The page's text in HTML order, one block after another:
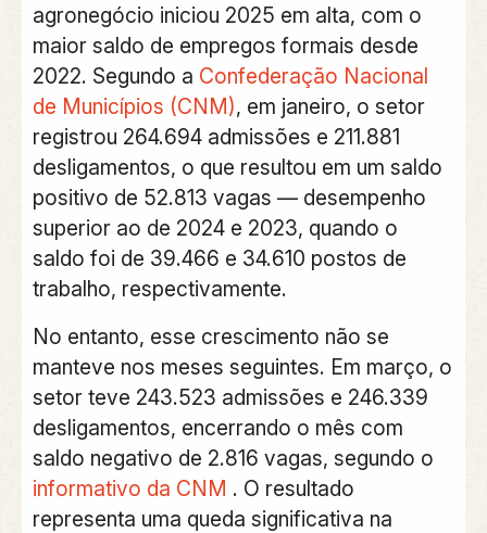
agronegócio iniciou 2025 em alta, com o
maior saldo de empregos formais desde
2022. Segundo a Confederação Nacional
de Municípios (CNM), em janeiro, o setor
registrou 264.694 admissões e 211.881
desligamentos, o que resultou em um saldo
positivo de 52.813 vagas — desempenho
superior ao de 2024 e 2023, quando o
saldo foi de 39.466 e 34.610 postos de
trabalho, respectivamente.
No entanto, esse crescimento não se
manteve nos meses seguintes. Em março, o
setor teve 243.523 admissões e 246.339
desligamentos, encerrando o mês com
saldo negativo de 2.816 vagas, segundo o
informativo da CNM . O resultado
representa uma queda significativa na